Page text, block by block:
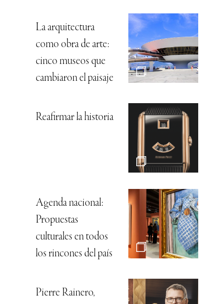
La arquitectura
como obra de arte:
cinco museos que
cambiaron el paisaje
Reafirmar la historia
Agenda nacional:
Propuestas
culturales en todos
los rincones del país
Pierre Rainero,